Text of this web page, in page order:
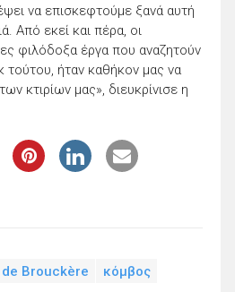
να επισκεφτούμε ξανά αυτή
Από εκεί και πέρα, οι
φιλόδοξα έργα που αναζητούν
ήταν καθήκον μας να
κτιρίων μας», διευκρίνισε η
Brouckère
κόμβος